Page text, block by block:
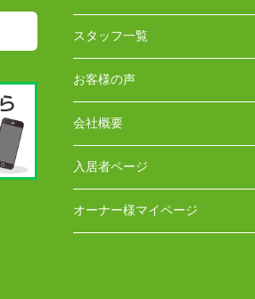
スタッフ一覧
お客様の声
会社概要
入居者ページ
オーナー様マイページ